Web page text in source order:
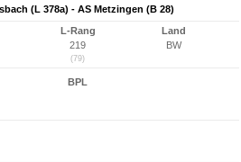
(L 378a) - AS Metzingen (B 28)
L-Rang
219
(79)
Land
BW
BPL